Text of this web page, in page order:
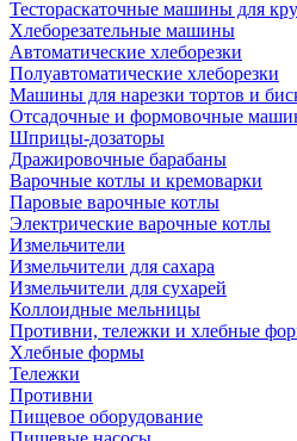
Тестораскаточные машины для
Хлеборезательные машины
Автоматические хлеборезки
Полуавтоматические хлеборезки
Машины для нарезки тортов и
Отсадочные и формовочные
Шприцы-дозаторы
Дражировочные барабаны
Варочные котлы и кремоварки
Паровые варочные котлы
Электрические варочные котлы
Измельчители
Измельчители для сахара
Измельчители для сухарей
Коллоидные мельницы
Противни, тележки и хлебные
Хлебные формы
Тележки
Противни
Пищевое оборудование